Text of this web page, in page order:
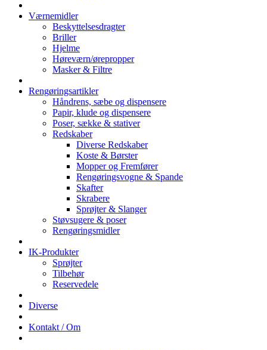
Værnemidler
Beskyttelsesdragter
Briller
Hjelme
Høreværn/ørepropper
Masker & Filtre
Rengøringsartikler
Håndrens, sæbe og dispensere
Papir, klude og dispensere
Poser, sække & stativer
Redskaber
Diverse Redskaber
Koste & Børster
Mopper og Fremfører
Rengøringsvogne & Spande
Skafter
Skrabere
Sprøjter & Slanger
Støvsugere & poser
Rengøringsmidler
IK-Produkter
Sprøjter
Tilbehør
Reservedele
Diverse
Kontakt / Om